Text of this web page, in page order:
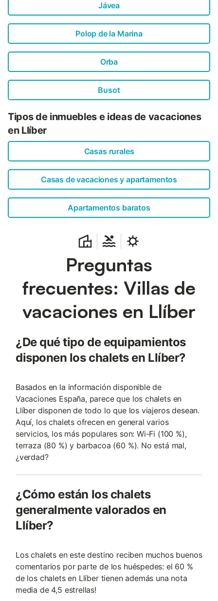
Jávea
Polop de la Marina
Orba
Busot
Tipos de inmuebles e ideas de vacaciones
en Llíber
Casas rurales
Casas de vacaciones y apartamentos
Apartamentos baratos
Preguntas
frecuentes: Villas de
vacaciones en Llíber
¿De qué tipo de equipamientos
disponen los chalets en Llíber?
Basados en la información disponible de
Vacaciones España, parece que los chalets en
Llíber disponen de todo lo que los viajeros desean.
Aquí, los chalets ofrecen en general varios
servicios, los más populares son: Wi-Fi (100 %),
terraza (80 %) y barbacoa (60 %). No está mal,
¿verdad?
¿Cómo están los chalets
generalmente valorados en
Llíber?
Los chalets en este destino reciben muchos buenos
comentarios por parte de los huéspedes: el 60 %
de los chalets en Llíber tienen además una nota
media de 4,5 estrellas!